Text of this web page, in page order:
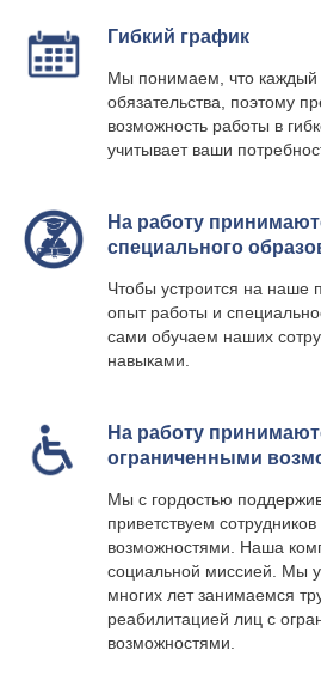
Гибкий график
Мы понимаем, что каждый
обязательства, поэтому
возможность работы в
учитывает ваши
На работу
специального
Чтобы устроится на наше
опыт работы и
сами обучаем наших
навыками.
На работу
ограниченными
Мы с гордостью
приветствуем
возможностями. Наша
социальной миссией. Мы
многих лет занимаемся
реабилитацией лиц с
возможностями.